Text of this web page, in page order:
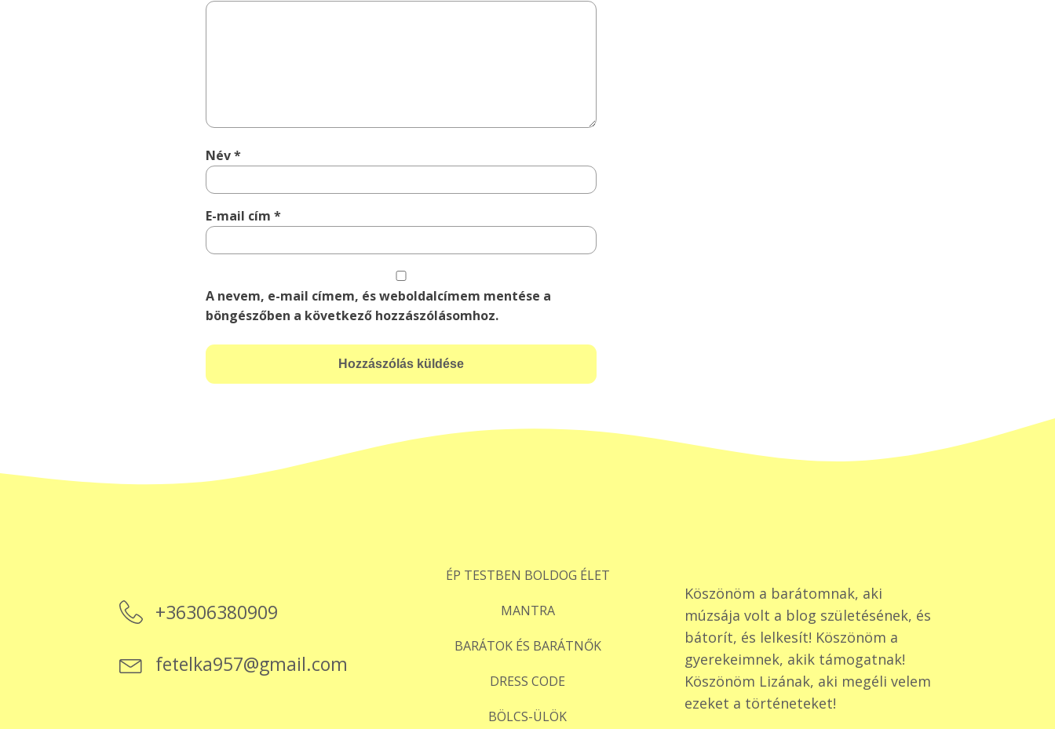
Név*
E-mail cím*
A nevem, e-mail címem, és weboldalcímem mentése a
böngészőben a következő hozzászólásomhoz.
+36306380909
fetelka957@gmail.com
ÉP TESTBEN BOLDOG ÉLET
MANTRA
BARÁTOK ÉS BARÁTNŐK
DRESS CODE
BÖLCS-ÜLÖK
Köszönöm a barátomnak, aki
múzsája volt a blog születésének, és
bátorít, és lelkesít! Köszönöm a
gyerekeimnek, akik támogatnak!
Köszönöm Lizának, aki megéli velem
ezeket a történeteket!